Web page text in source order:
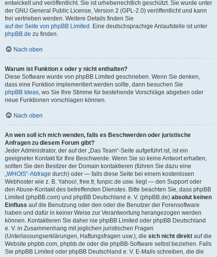
entwickelt und veröffentlicht. Sie ist urheberrechtlich geschützt. Sie wurde unter
der GNU General Public License, Version 2 (GPL-2.0) veröffentlicht und kann
frei vertrieben werden. Weitere Details finden Sie
auf der Seite von phpBB Limited . Eine deutschsprachige Anlaufstelle ist unter
phpBB.de zu finden.
Nach oben
Warum ist Funktion x oder y nicht enthalten?
Diese Software wurde von phpBB Limited geschrieben. Wenn Sie denken,
dass eine Funktion implementiert werden sollte, dann besuchen Sie
phpBB Ideas, wo Sie Ihre Stimme für bestehende Vorschläge abgeben oder
neue Funktionen vorschlagen können.
Nach oben
An wen soll ich mich wenden, falls es Beschwerden oder juristische
Anfragen zu diesem Forum gibt?
Jeder Administrator, der auf der „Das Team“-Seite aufgeführt ist, ist ein
geeigneter Kontakt für Ihre Beschwerde. Wenn Sie so keine Antwort erhalten,
sollten Sie den Besitzer der Domain kontaktieren (führen Sie dazu eine
„WHOIS“-Abfrage durch) oder — falls diese Seite bei einem kostenlosen
Webhoster wie z. B. Yahoo!, free.fr, funpic.de usw. liegt — den Support oder
den Abuse-Kontakt des betreffenden Dienstes. Bitte beachten Sie, dass phpBB
Limited (phpBB.com) und phpBB Deutschland e. V. (phpBB.de) absolut keinen
Einfluss auf die Benutzung oder den oder die Benutzer der Forensoftware
haben und dafür in keiner Weise zur Verantwortung herangezogen werden
können. Kontaktieren Sie daher nie phpBB Limited oder phpBB Deutschland
e. V. in Zusammenhang mit jeglichen juristischen Fragen
(Unterlassungserklärungen, Haftungsfragen usw.), die sich nicht direkt auf die
Website phpbb.com, phpbb.de oder die phpBB-Software selbst beziehen. Falls
Sie phpBB Limited oder phpBB Deutschland e. V. E-Mails schreiben, die die